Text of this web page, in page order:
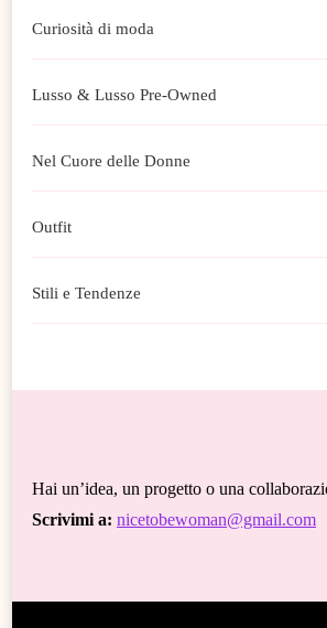
Curiosità di moda
Lusso & Lusso Pre-Owned
Nel Cuore delle Donne
Outfit
Stili e Tendenze
Hai un’idea, un progetto o una
Scrivimi a: nicetobewoman@gmail.com